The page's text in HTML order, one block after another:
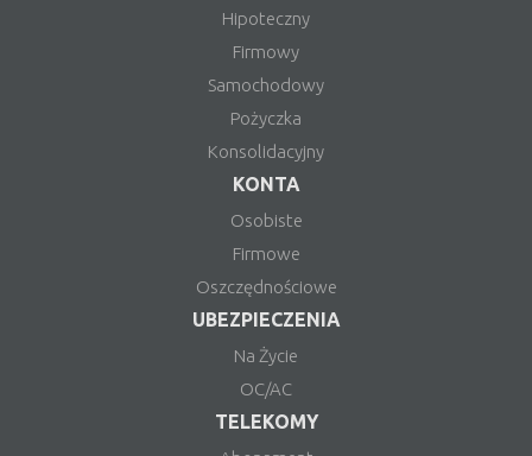
Hipoteczny
Firmowy
Samochodowy
Pożyczka
Konsolidacyjny
KONTA
Osobiste
Firmowe
Oszczędnościowe
UBEZPIECZENIA
Na Życie
OC/AC
TELEKOMY